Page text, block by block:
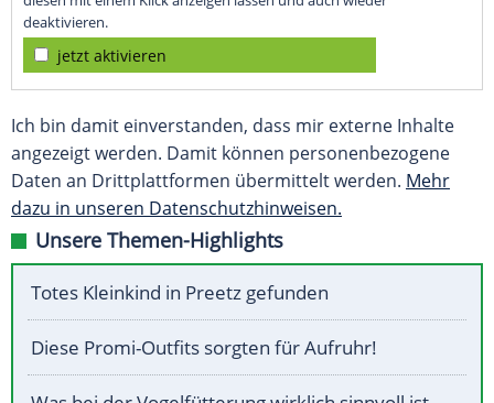
deaktivieren.
jetzt aktivieren
Ich bin damit einverstanden, dass mir externe Inhalte
angezeigt werden. Damit können personenbezogene
Daten an Drittplattformen übermittelt werden. Mehr
dazu in unseren Datenschutzhinweisen.
Unsere Themen-Highlights
Totes Kleinkind in Preetz gefunden
Diese Promi-Outfits sorgten für Aufruhr!